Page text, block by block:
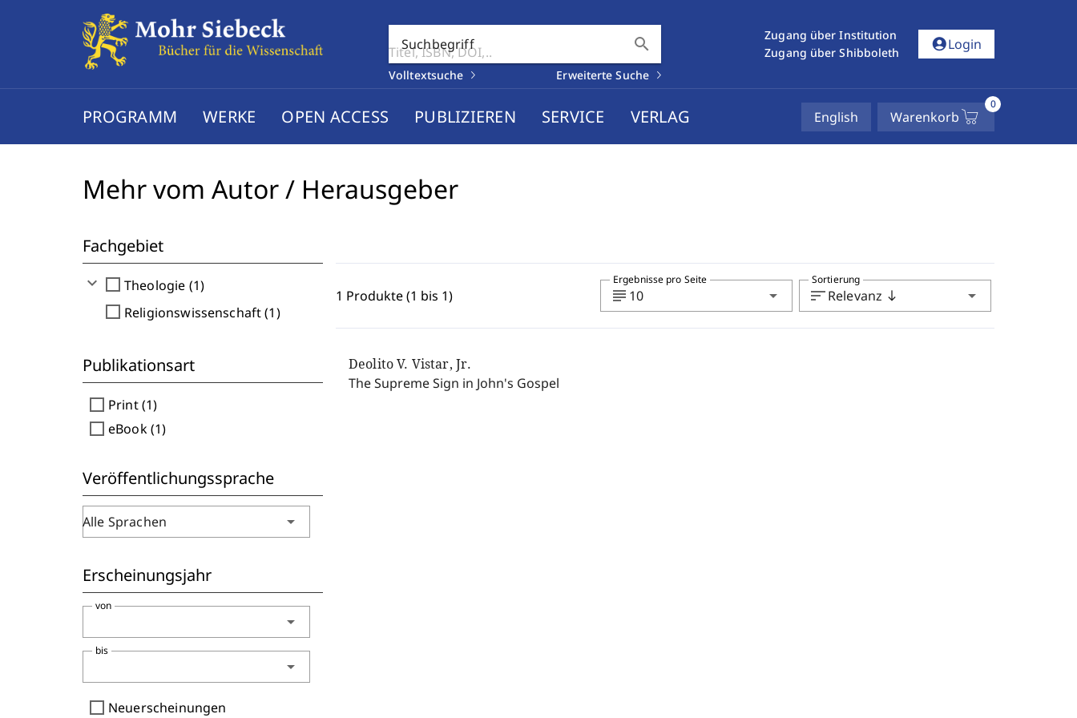
Suchbegriff search
Volltextsuche Erweiterte Suche
Zugang über Institution
Zugang über Shibboleth
account_circleLogin
PROGRAMM WERKE OPEN ACCESS PUBLIZIEREN SERVICE VERLAG English Warenkorb
0
Mehr vom Autor / Herausgeber
Fachgebiet
expand_more check_box_outline_blank Theologie (1)
check_box_outline_blank Religionswissenschaft (1)
Publikationsart
check_box_outline_blank Print (1)
check_box_outline_blank eBook (1)
Veröffentlichungssprache
Alle Sprachen arrow_drop_down
Erscheinungsjahr
arrow_drop_down
von
arrow_drop_down
bis
check_box_outline_blank Neuerscheinungen
1 Produkte (1 bis 1) subject 10 arrow_drop_down
Ergebnisse pro Seite
sortRelevanz south arrow_drop_down
Sortierung
Deolito V. Vistar, Jr.
The Supreme Sign in John's Gospel